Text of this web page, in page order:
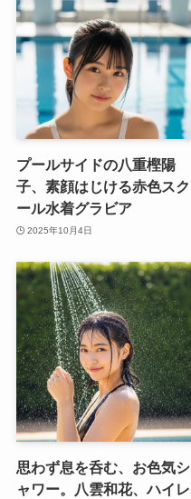
プールサイドの八重樫陽
子、素顔はじける赤色スク
ール水着グラビア
2025年10月4日
思わず息を呑む、お色気シ
ャワー。八雲和花、ハイレ